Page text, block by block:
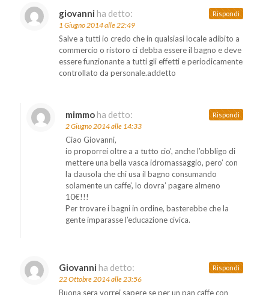
giovanni ha detto:
1 Giugno 2014 alle 22:49
Salve a tutti io credo che in qualsiasi locale adibito a
commercio o ristoro ci debba essere il bagno e deve
essere funzionante a tutti gli effetti e periodicamente
controllato da personale.addetto
Rispondi
mimmoha detto:
2 Giugno 2014 alle 14:33
Ciao Giovanni,
io proporrei oltre a a tutto cio’, anche l’obbligo di
mettere una bella vasca idromassaggio, pero’ con
la clausola che chi usa il bagno consumando
solamente un caffe’, lo dovra’ pagare almeno
10€!!!
Per trovare i bagni in ordine, basterebbe che la
gente imparasse l’educazione civica.
Rispondi
Giovanni ha detto:
22 Ottobre 2014 alle 23:56
Buona sera vorrei sapere se per un pan caffe con
Rispondi